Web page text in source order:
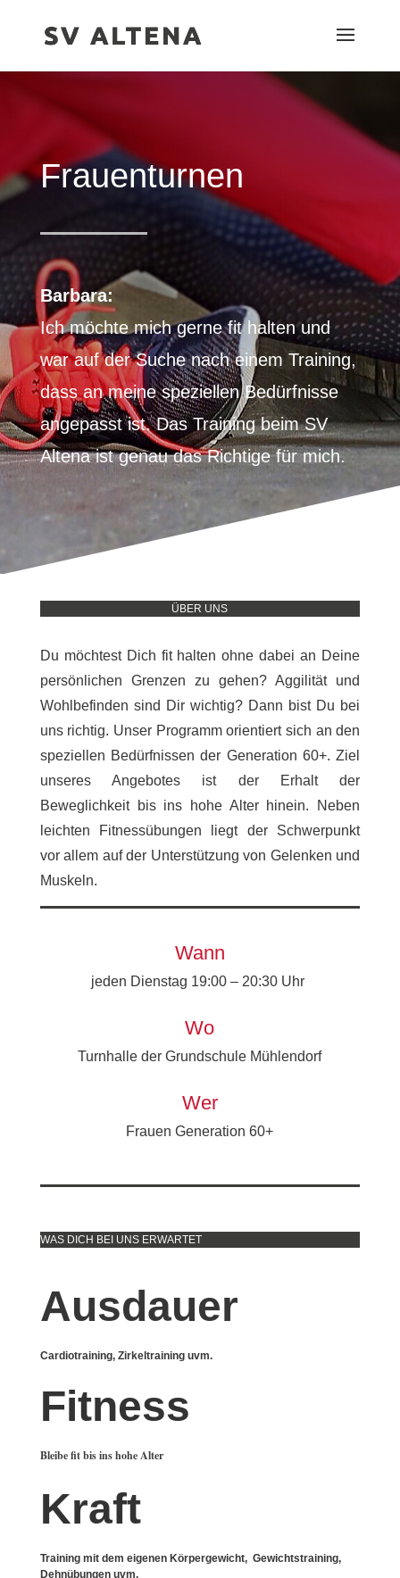
Frauenturnen
Barbara:
Ich möchte mich gerne fit halten und
war auf der Suche nach einem Training,
dass an meine speziellen Bedürfnisse
angepasst ist. Das Training beim SV
Altena ist genau das Richtige für mich.
ÜBER UNS
Du möchtest Dich fit halten ohne dabei an Deine
persönlichen Grenzen zu gehen? Aggilität und
Wohlbefinden sind Dir wichtig? Dann bist Du bei
uns richtig. Unser Programm orientiert sich an den
speziellen Bedürfnissen der Generation 60+. Ziel
unseres Angebotes ist der Erhalt der
Beweglichkeit bis ins hohe Alter hinein. Neben
leichten Fitnessübungen liegt der Schwerpunkt
vor allem auf der Unterstützung von Gelenken und
Muskeln.
Wann
jeden Dienstag 19:00 – 20:30 Uhr
Wo
Turnhalle der Grundschule Mühlendorf
Wer
Frauen Generation 60+
WAS DICH BEI UNS ERWARTET
Ausdauer
Cardiotraining, Zirkeltraining uvm.
Fitness
Bleibe fit bis ins hohe Alter
Kraft
Training mit dem eigenen Körpergewicht, Gewichtstraining,
Dehnübungen uvm.